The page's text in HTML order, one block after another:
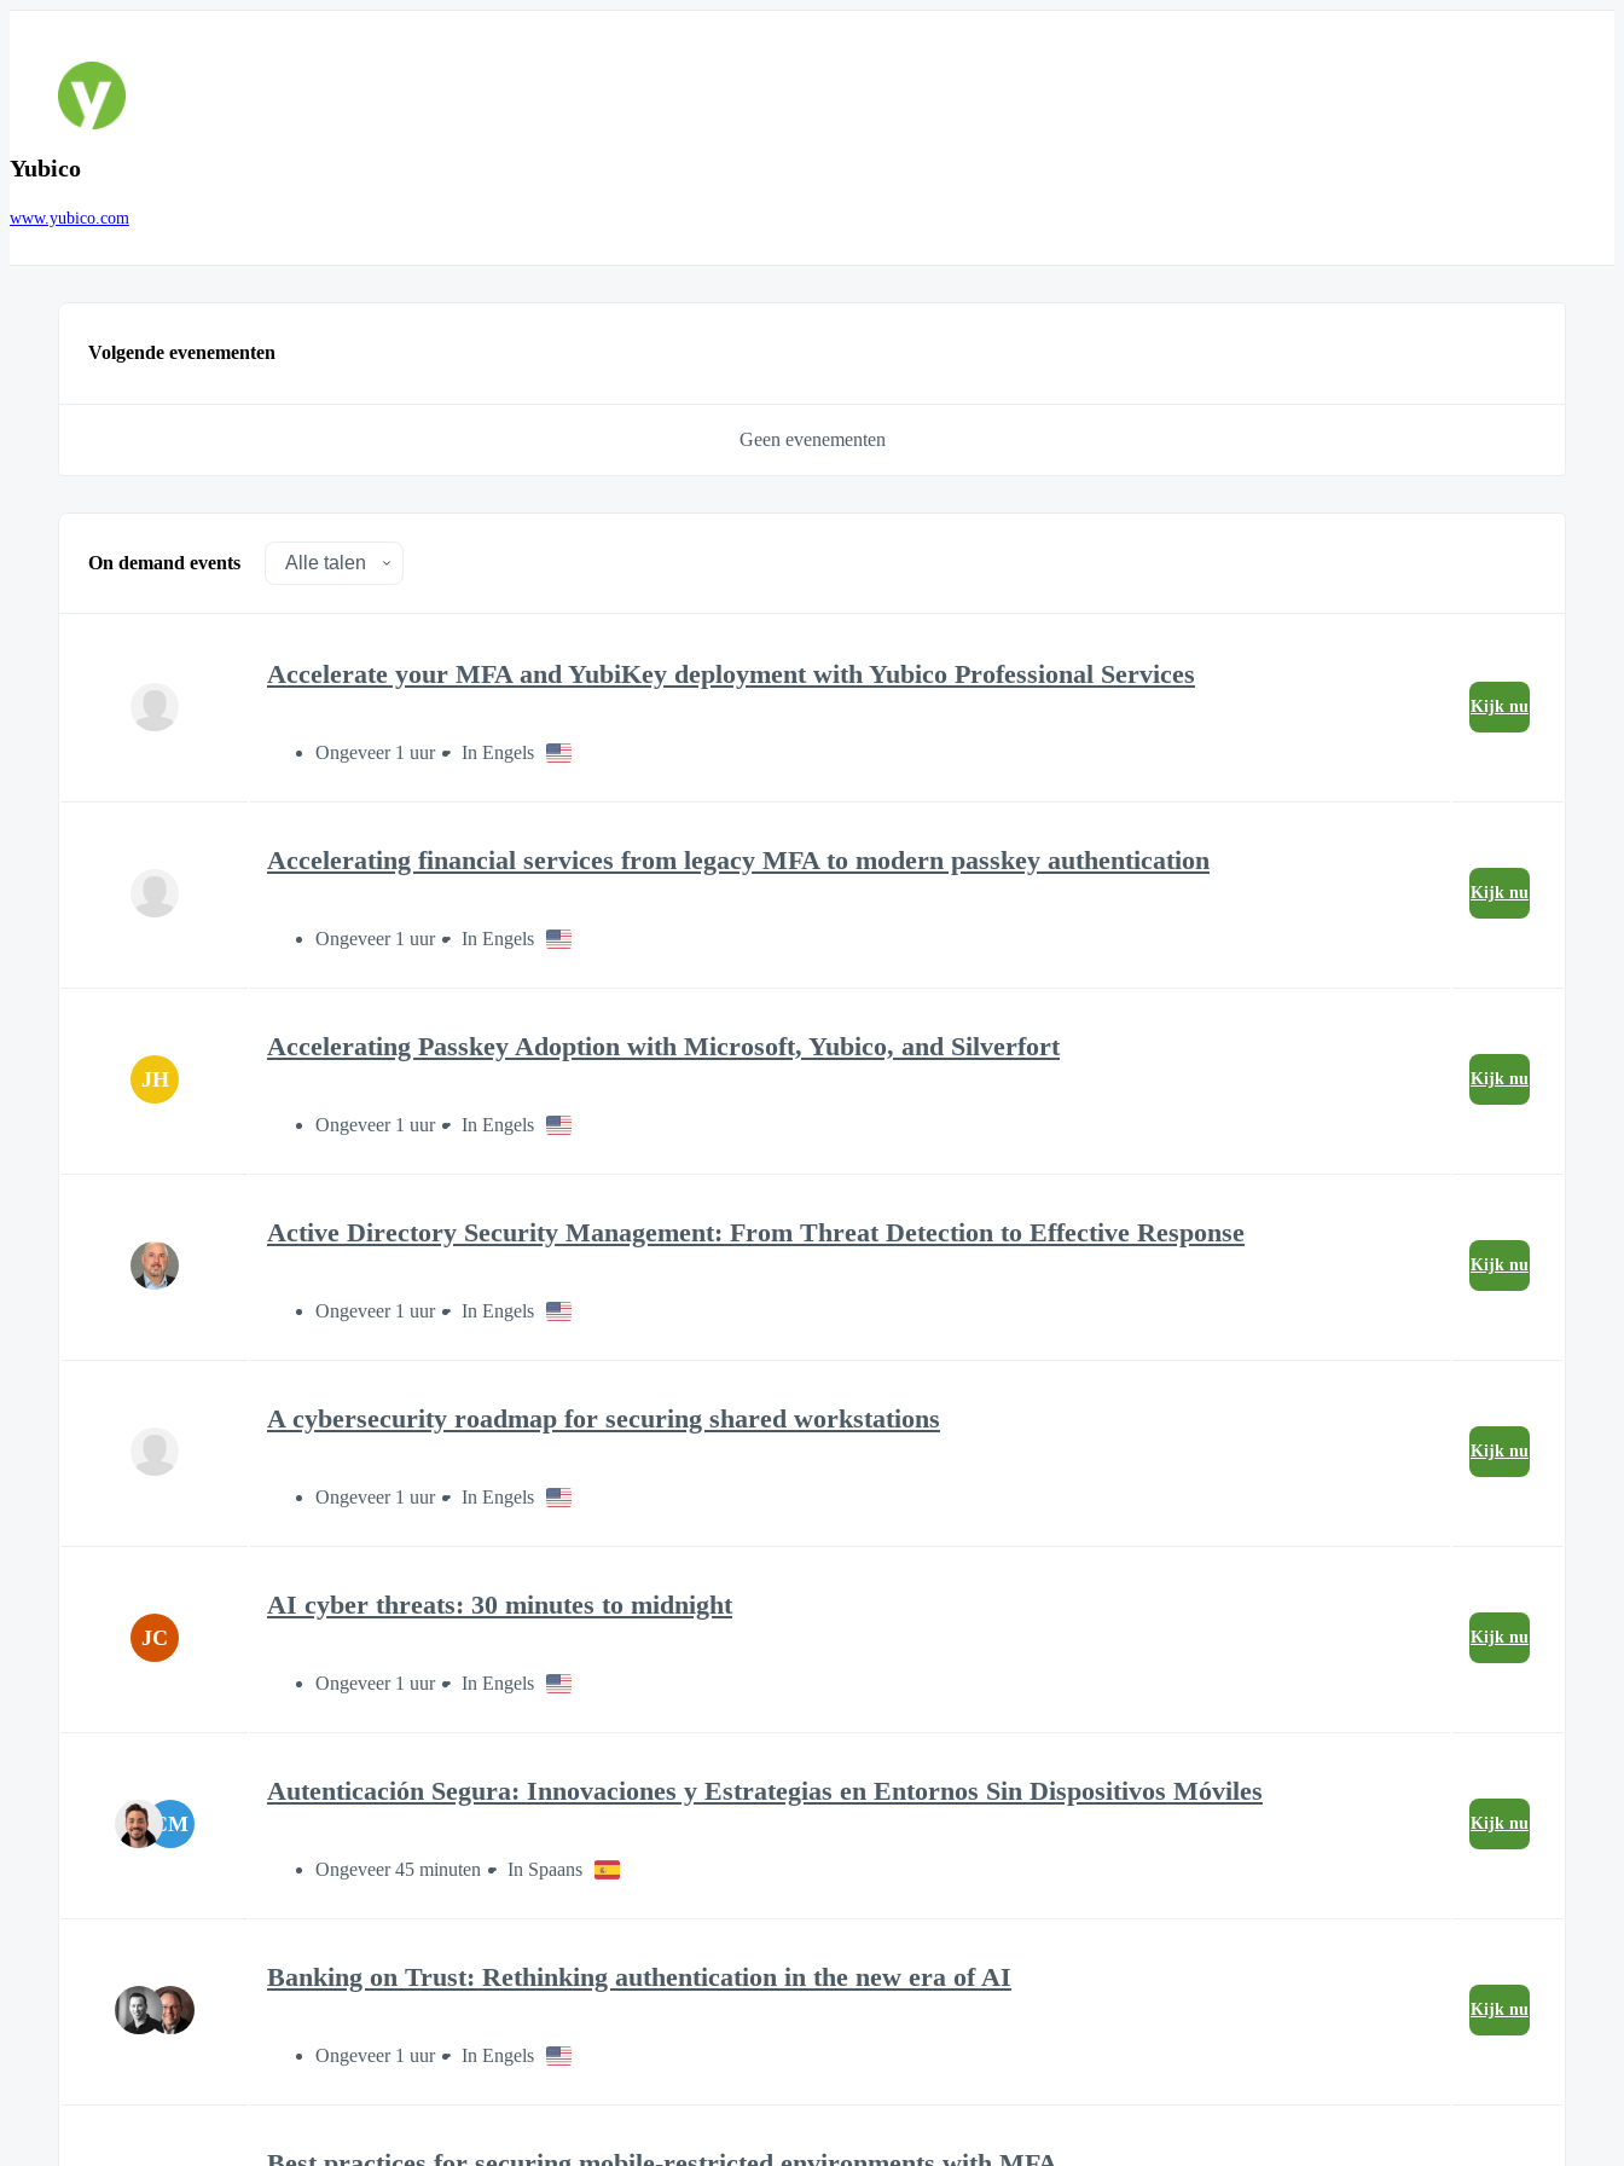
Yubico
www.yubico.com
Volgende evenementen
Geen evenementen
On demand events
Accelerate your MFA and YubiKey deployment with Yubico Professional Services
Ongeveer 1 uur In Engels
Kijk nu
Accelerating financial services from legacy MFA to modern passkey authentication
Ongeveer 1 uur In Engels
Kijk nu
JH
Accelerating Passkey Adoption with Microsoft, Yubico, and Silverfort
Ongeveer 1 uur In Engels
Kijk nu
Active Directory Security Management: From Threat Detection to Effective Response
Ongeveer 1 uur In Engels
Kijk nu
A cybersecurity roadmap for securing shared workstations
Ongeveer 1 uur In Engels
Kijk nu
JC
AI cyber threats: 30 minutes to midnight
Ongeveer 1 uur In Engels
Kijk nu
CM
Autenticación Segura: Innovaciones y Estrategias en Entornos Sin Dispositivos Móviles
Ongeveer 45 minuten In Spaans
Kijk nu
Banking on Trust: Rethinking authentication in the new era of AI
Ongeveer 1 uur In Engels
Kijk nu